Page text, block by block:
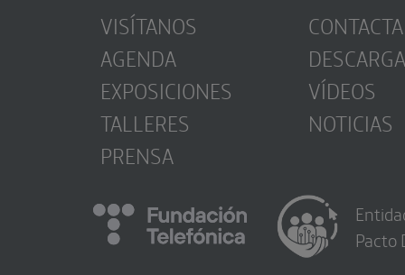
VISÍTANOS
AGENDA
EXPOSICIONES
TALLERES
PRENSA
CONTACTA
VÍDEOS
NOTICIAS
Pacto